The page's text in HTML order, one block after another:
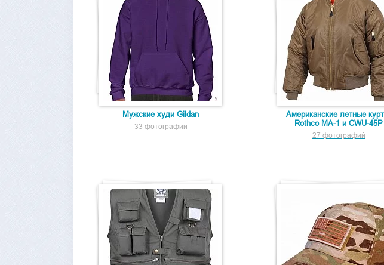
Мужские худи Gildan
33 фотографии
Американские летные
Rothco MA-1 и CWU-45P
27 фотографий